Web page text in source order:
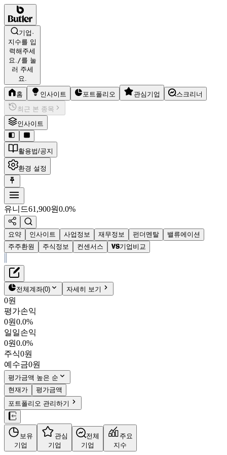
기업·
지수를 입
력해주세
요./를 눌
러 주세
요.
홈 인사이트 포트폴리오 관심기업
스크리너
최근 본 종목
인사이트
활용법/공지
환경 설정
유니드61,900원0.0%
요약 인사이트 사업정보 재무정보 펀더멘탈
밸류에이션
주주환원
주식정보 컨센서스 기업비교
유니드
61,900원 0.0
014830
KOSPI
시가총액
PBR0.36
PER6.18
fPER 4.77
배당수익률3.23%
자사주비율1.90%
결산월12월
4분기누적
10년
주재무제표
재무정보
펀더멘탈
밸류에이션
주주환원
컨센서스
주식정보
전체계좌(0) 자세히 보기
0원
평가손익
0원0.0%
일일손익
0원0.0%
주식0원
예수금0원
평가금액 높은 순
현재가
평가금액
포트폴리오 관리하기
보유
기업
관심
기업
전체
기업
주요
지수